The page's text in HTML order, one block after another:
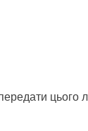
цього